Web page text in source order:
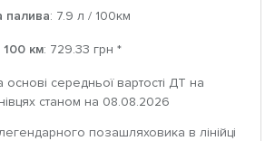
палива: 7.9 л / 100км
100 км: 729.33 грн *
середньої вартості ДТ на
станом на 08.08.2026
позашляховика в лінійці